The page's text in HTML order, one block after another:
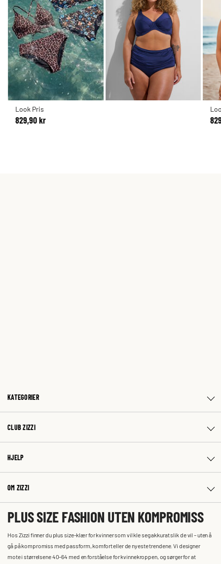
Look Pris
829,90 kr
KATEGORIER
CLUB ZIZZI
HJELP
OM ZIZZI
PLUS SIZE FASHION UTEN KOMPROMISS
Hos Zizzi finner du plus size-klær for kvinner som vil kle seg akkurat slik de vil – uten å
gå på kompromiss med passform, komfort eller de nyeste trendene. Vi designer
mote i størrelsene 40–64 med en forståelse for kvinnekroppen, og sørger for at